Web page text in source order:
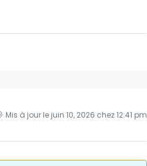
Mis à jour le juin 10, 2026 chez 12:41 pm